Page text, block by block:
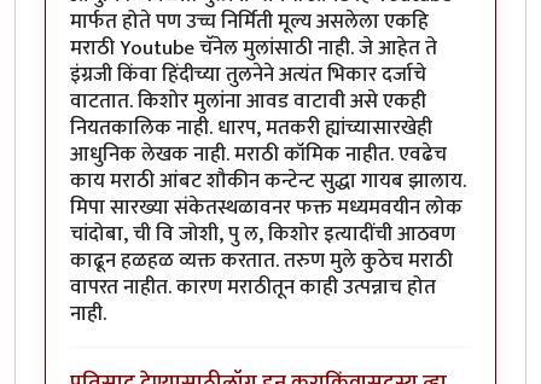
मार्फत होते पण उच्च निर्मिती मूल्य असलेला एकहि
मराठी Youtube चॅनेल मुलांसाठी नाही. जे आहेत ते
इंग्रजी किंवा हिंदीच्या तुलनेने अत्यंत भिकार दर्जाचे
वाटतात. किशोर मुलांना आवड वाटावी असे एकही
नियतकालिक नाही. धारप, मतकरी ह्यांच्यासारखेही
आधुनिक लेखक नाही. मराठी कॉमिक नाहीत. एवढेच
काय मराठी आंबट शौकीन कन्टेन्ट सुद्धा गायब झालाय.
मिपा सारख्या संकेतस्थळावनर फक्त मध्यमवयीन लोक
चांदोबा, ची वि जोशी, पु ल, किशोर इत्यादींची आठवण
काढून हळहळ व्यक्त करतात. तरुण मुले कुठेच मराठी
वापरत नाहीत. कारण मराठीतून काही उत्पन्नाच होत
नाही.